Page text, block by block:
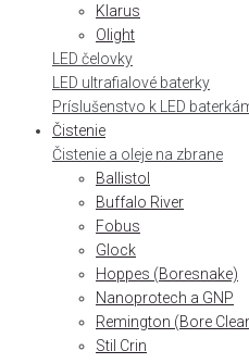
Klarus
Olight
LED čelovky
LED ultrafialové baterky
Príslušenstvo k LED
Čistenie
Čistenie a oleje na zbrane
Ballistol
Buffalo River
Fobus
Glock
Hoppes (Boresnake)
Nanoprotech a GNP
Remington (Bore
Stil Crin